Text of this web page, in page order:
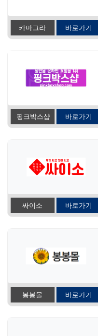
카마그라 바로가기
핑크박스샵 바로가기
싸이소 바로가기
봉봉몰 바로가기